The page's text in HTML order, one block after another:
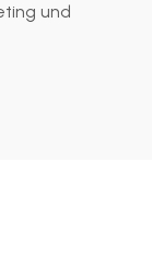
und